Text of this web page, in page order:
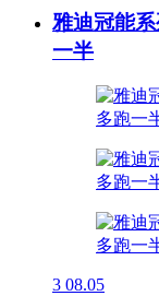
雅迪冠能
一半
3 08.05